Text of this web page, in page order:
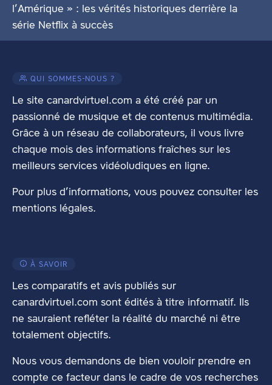
l’Amérique » : les vérités historiques derrière la
série Netflix à succès
QUI SOMMES-NOUS ?
Le site canardvirtuel.com a été créé par un
passionné de musique et de contenus multimédia.
Grâce à un réseau de collaborateurs, il vous livre
chaque mois des informations fraîches sur les
meilleurs services vidéoludiques en ligne.
Pour plus d’informations, vous pouvez consulter les
mentions légales.
À SAVOIR
Les comparatifs et avis publiés sur
canardvirtuel.com sont édités à titre informatif. Ils
ne sauraient refléter la réalité du marché ni être
totalement objectifs.
Nous vous demandons de bien vouloir prendre en
compte ce facteur dans le cadre de vos recherches